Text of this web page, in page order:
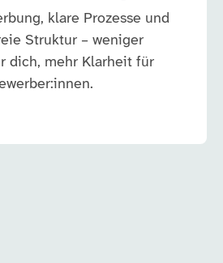
klare Prozesse und
Struktur – weniger
dich, mehr Klarheit für